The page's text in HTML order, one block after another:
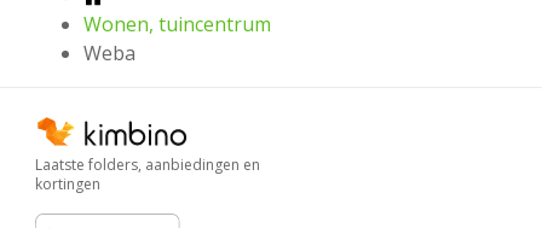
Wonen, tuincentrum
Weba
Laatste folders, aanbiedingen en
kortingen